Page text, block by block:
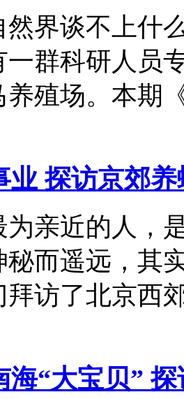
然界谈不上什
一群科研人员
养殖场。本
业 探访京郊养
为亲近的人，
秘而遥远，其
拜访了北京
海“大宝贝”